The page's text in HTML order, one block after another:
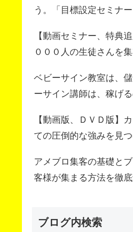
う。「目標設定セミナー
【動画セミナー、特典
０００人の生徒さんを
ベビーサイン教室は、
ーサイン講師は、稼げる
【動画版、ＤＶＤ版】
ての圧倒的な強みを見
アメブロ集客の基礎と
客様が集まる方法を徹底
ブログ内検索